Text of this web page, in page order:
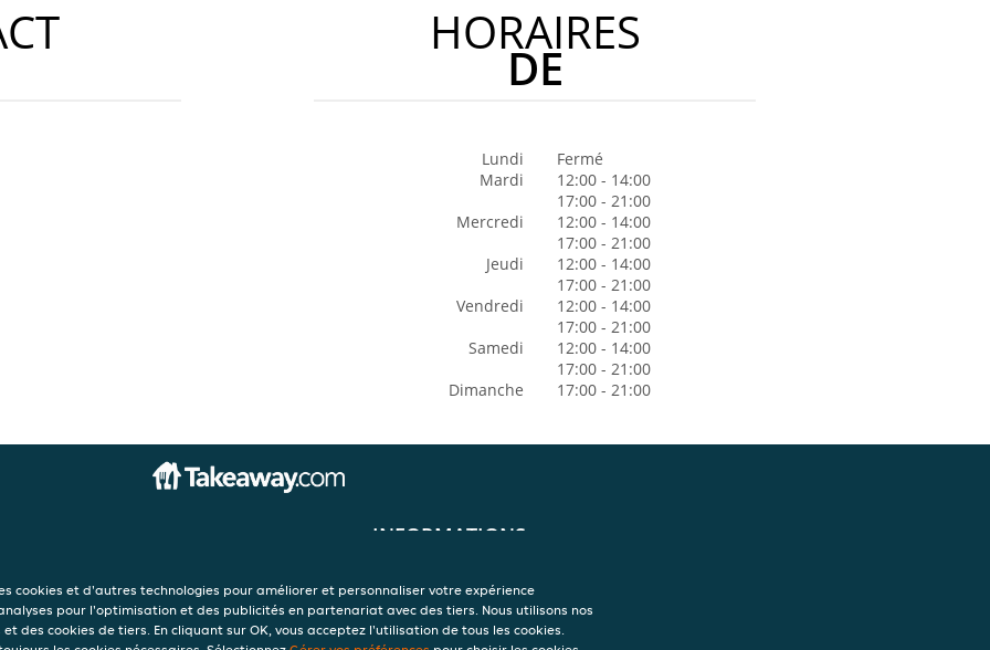
HORAIRES
DE
Lundi
Fermé
Mardi
12:00 - 14:00
17:00 - 21:00
Mercredi
12:00 - 14:00
17:00 - 21:00
Jeudi
12:00 - 14:00
17:00 - 21:00
Vendredi
12:00 - 14:00
17:00 - 21:00
Samedi
12:00 - 14:00
17:00 - 21:00
Dimanche
17:00 - 21:00
INFORMATIONS
Déclaration de confidentialité
Politique d'utilisation des cookies
Mentions légales
cookies et d'autres technologies pour améliorer et personnaliser votre expérience
pour l'optimisation et des publicités en partenariat avec des tiers. Nous utilisons nos
des cookies de tiers. En cliquant sur OK, vous acceptez l'utilisation de tous les cookies.